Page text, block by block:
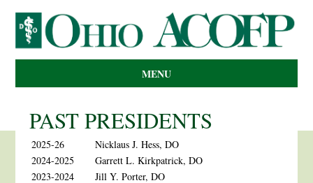
MENU
PAST PRESIDENTS
2025-26
Nicklaus J. Hess, DO
2024-2025
Garrett L. Kirkpatrick, DO
2023-2024
Jill Y. Porter, DO